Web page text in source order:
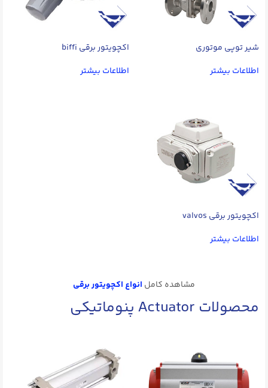
شیر توپی موتوری
اطلاعات بیشتر
اکچویتور برقی biffi
اطلاعات بیشتر
اکچویتور برقی valvos
اطلاعات بیشتر
مشاهده کامل انواع اکچویتور برقی
محصولات Actuator پنوماتیکی